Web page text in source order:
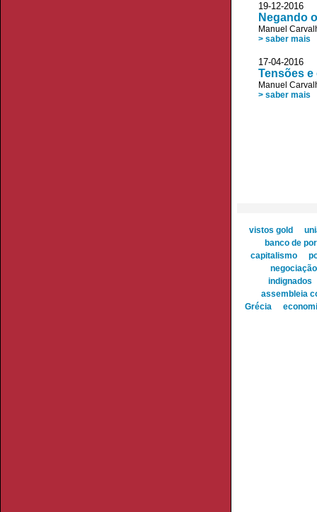
19-12-2016
Negando
Manuel
> saber mais
17-04-2016
Tensões
Manuel
> saber mais
vistos gold
banco de
capitalismo
indignados
assembleia
Grécia